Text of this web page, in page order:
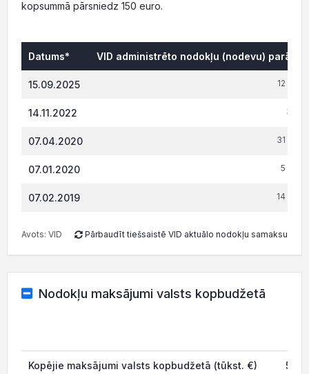
kopsummā pārsniedz 150 euro.
Datums* VID administrēto nodokļu (nodevu) parāds,
15.09.2025 12
14.11.2022
07.04.2020 31
07.01.2020 5
07.02.2019 14
Avots: VID Pārbaudīt tiešsaistē VID aktuālo nodokļu samaksu
Nodokļu maksājumi valsts kopbudžetā
Kopējie maksājumi valsts kopbudžetā (tūkst. €)